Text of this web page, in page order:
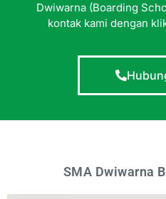
Dwiwarna (Boarding
kontak kami dengan
SMA Dwiwarna